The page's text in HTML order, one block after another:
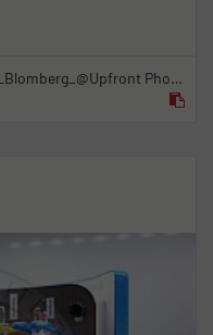
Bilderpool-Shooting Rettungsdienst_Blomberg_@Upfront Photo & Film GmbH_22.09.2021_15